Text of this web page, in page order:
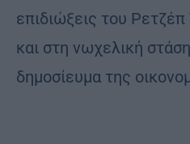
επιδιώξεις του
και στη νωχελική
δημοσίευμα της